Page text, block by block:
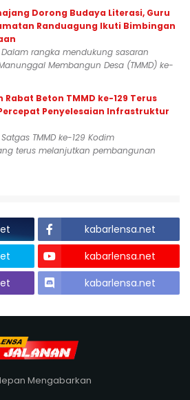
Dorong Budaya Literasi, Guru
Randuagung Ikuti Bimbingan
rangka mendukung sasaran
Membangun Desa (TMMD) ke-
Rabat Beton TMMD ke-129 Terus
Penyelesaian Infrastruktur
TMMD ke-129 Kodim
terus melanjutkan pembangunan
kabarlensa.net
kabarlensa.net
kabarlensa.net
Mengabarkan